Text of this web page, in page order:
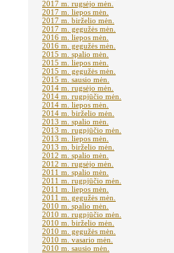
2017 m. rugsėjo mėn.
2017 m. liepos mėn.
2017 m. birželio mėn.
2017 m. gegužės mėn.
2016 m. liepos mėn.
2016 m. gegužės mėn.
2015 m. spalio mėn.
2015 m. liepos mėn.
2015 m. gegužės mėn.
2015 m. sausio mėn.
2014 m. rugsėjo mėn.
2014 m. rugpjūčio mėn.
2014 m. liepos mėn.
2014 m. birželio mėn.
2013 m. spalio mėn.
2013 m. rugpjūčio mėn.
2013 m. liepos mėn.
2013 m. birželio mėn.
2012 m. spalio mėn.
2012 m. rugsėjo mėn.
2011 m. spalio mėn.
2011 m. rugpjūčio mėn.
2011 m. liepos mėn.
2011 m. gegužės mėn.
2010 m. spalio mėn.
2010 m. rugpjūčio mėn.
2010 m. birželio mėn.
2010 m. gegužės mėn.
2010 m. vasario mėn.
2010 m. sausio mėn.